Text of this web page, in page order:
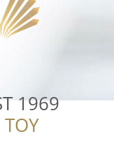
1969
ΤΟΥ